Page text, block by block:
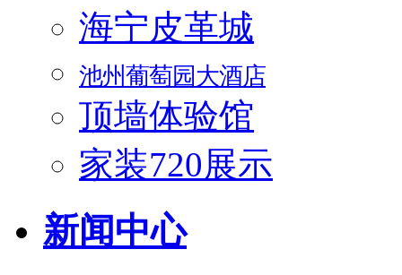
海宁皮革城
池州葡萄园大酒店
顶墙体验馆
家装720展示
新闻中心